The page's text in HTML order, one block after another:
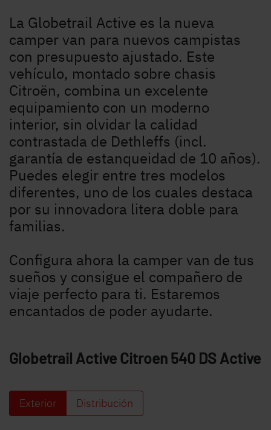
Concesionarios
La Globetrail Active es la nueva
camper van para nuevos campistas
con presupuesto ajustado. Este
vehículo, montado sobre chasis
Citroën, combina un excelente
equipamiento con un moderno
interior, sin olvidar la calidad
contrastada de Dethleffs (incl.
garantía de estanqueidad de 10 años).
Puedes elegir entre tres modelos
diferentes, uno de los cuales destaca
por su innovadora litera doble para
familias.
Configura ahora la camper van de tus
sueños y consigue el compañero de
viaje perfecto para ti. Estaremos
encantados de poder ayudarte.
Globetrail Active Citroen 540 DS Active
Exterior Distribución
Encuentra tu concesionario Dethleffs más cercano